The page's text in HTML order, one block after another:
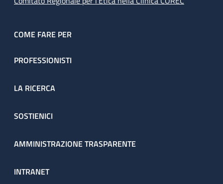
COME FARE PER
PROFESSIONISTI
LA RICERCA
SOSTIENICI
AMMINISTRAZIONE TRASPARENTE
INTRANET